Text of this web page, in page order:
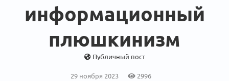
информационный
плюшкинизм
Публичный пост
29 ноября 2023 2996